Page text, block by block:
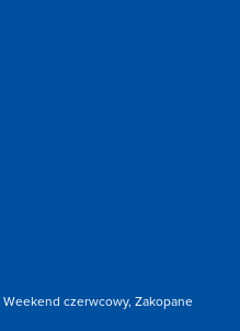
Weekend czerwcowy, Zakopane